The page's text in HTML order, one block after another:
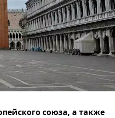
союза, а также